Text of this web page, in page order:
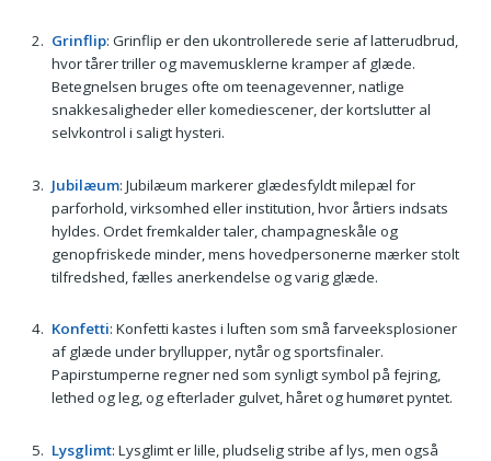
Grinflip: Grinflip er den ukontrollerede serie af latterudbrud,
hvor tårer triller og mavemusklerne kramper af glæde.
Betegnelsen bruges ofte om teenagevenner, natlige
snakkesaligheder eller komediescener, der kortslutter al
selvkontrol i saligt hysteri.
Jubilæum: Jubilæum markerer glædesfyldt milepæl for
parforhold, virksomhed eller institution, hvor årtiers indsats
hyldes. Ordet fremkalder taler, champagneskåle og
genopfriskede minder, mens hovedpersonerne mærker stolt
tilfredshed, fælles anerkendelse og varig glæde.
Konfetti: Konfetti kastes i luften som små farveeksplosioner
af glæde under bryllupper, nytår og sportsfinaler.
Papirstumperne regner ned som synligt symbol på fejring,
lethed og leg, og efterlader gulvet, håret og humøret pyntet.
Lysglimt: Lysglimt er lille, pludselig stribe af lys, men også